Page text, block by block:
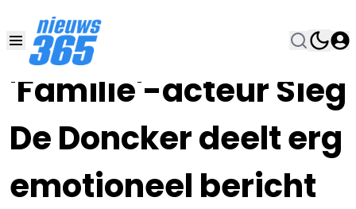
'Familie'-acteur Sieg
De Doncker deelt erg
emotioneel bericht
30 NOV 2022, 12:30